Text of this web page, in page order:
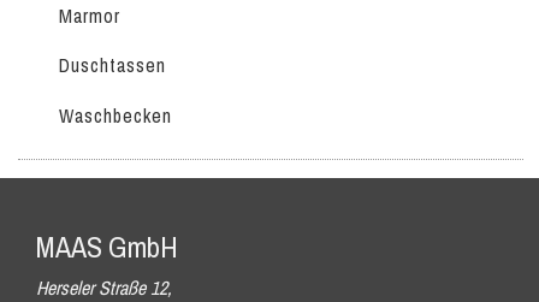
Marmor
Duschtassen
Waschbecken
MAAS GmbH
Herseler Straße 12,